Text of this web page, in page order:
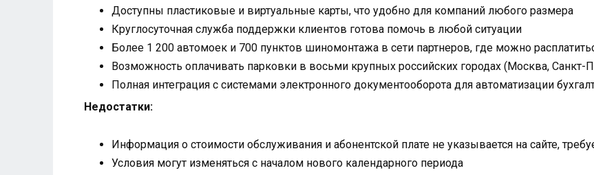
Доступны пластиковые и виртуальные карты, что удобно для компаний любого размера
Круглосуточная служба поддержки клиентов готова помочь в любой ситуации
Более 1 200 автомоек и 700 пунктов шиномонтажа в сети партнеров, где можно
Возможность оплачивать парковки в восьми крупных российских городах (Москва, Санкт-
Полная интеграция с системами электронного документооборота для автоматизации
Недостатки:
Информация о стоимости обслуживания и абонентской плате не указывается на сайте,
Условия могут изменяться с началом нового календарного периода